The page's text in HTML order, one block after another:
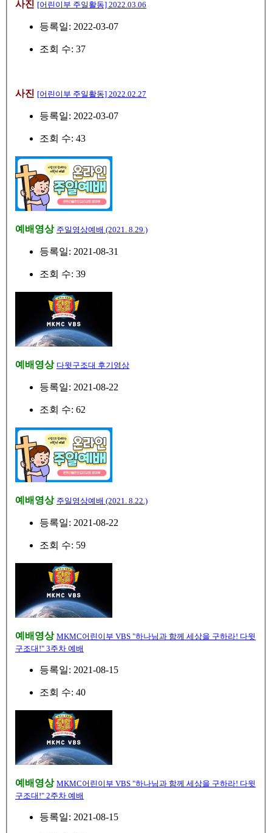
사진 [어린이부 주일활동] 2022.03.06
등록일: 2022-03-07
조회 수: 37
사진 [어린이부 주일활동] 2022.02.27
등록일: 2022-03-07
조회 수: 43
예배영상 주일영상예배 (2021. 8.29.)
등록일: 2021-08-31
조회 수: 39
예배영상 다윗구조대 후기영상
등록일: 2021-08-22
조회 수: 62
예배영상 주일영상예배 (2021. 8.22.)
등록일: 2021-08-22
조회 수: 59
예배영상 MKMC어린이부 VBS "하나님과 함께 세상을 구하라! 다윗
구조대!" 3주차 예배
등록일: 2021-08-15
조회 수: 40
예배영상 MKMC어린이부 VBS "하나님과 함께 세상을 구하라! 다윗
구조대!" 2주차 예배
등록일: 2021-08-15